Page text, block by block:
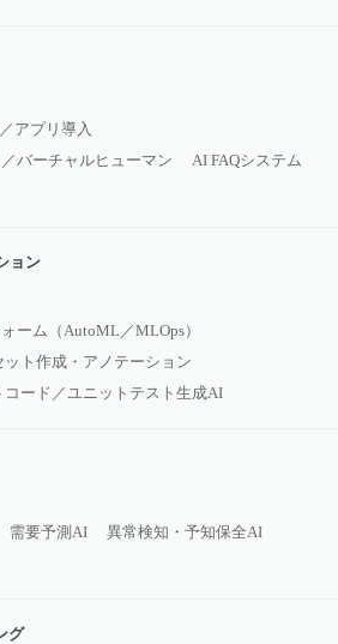
アプリ導入
バーチャルヒューマン
AI FAQシステム
ョン
ーム（AutoML／MLOps）
ット作成・アノテーション
コード／ユニットテスト生成AI
需要予測AI
異常検知・予知保全AI
グ